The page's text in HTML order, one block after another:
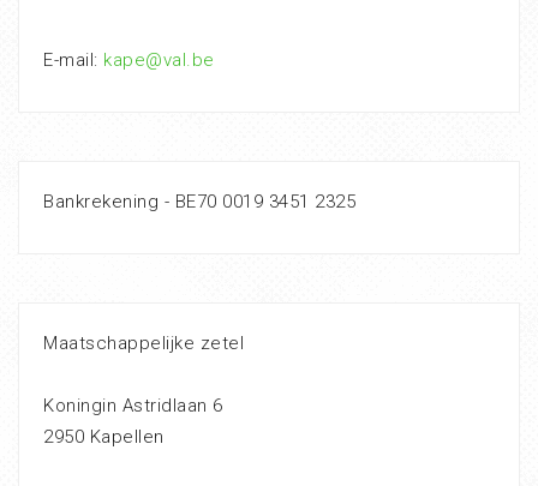
E-mail: kape@val.be
Bankrekening - BE70 0019 3451 2325
Maatschappelijke zetel
Koningin Astridlaan 6
2950 Kapellen